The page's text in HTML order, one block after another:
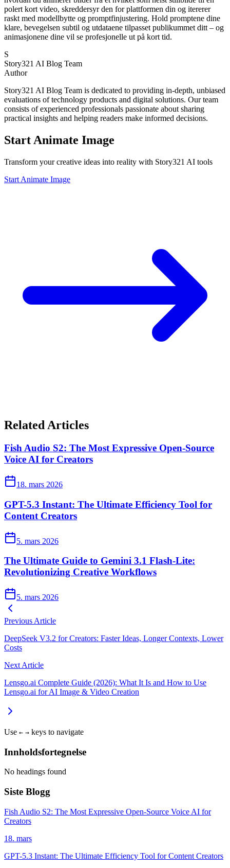
polert kort video, skreddersyr den for plattformen din og itererer
raskt med modellbytte og promptfinjustering. Hold promptene dine
klare, bevegelsen subtil og utdataene tilpasset publikummet ditt – og
animasjonene dine vil se profesjonelle ut på kort tid.
S
Story321 AI Blog Team
Author
Story321 AI Blog Team is dedicated to providing in-depth, unbiased
evaluations of technology products and digital solutions. Our team
consists of experienced professionals passionate about sharing
practical insights and helping readers make informed decisions.
Start Animate Image
Transform your creative ideas into reality with Story321 AI tools
Start Animate Image
Related Articles
Fish Audio S2: The Most Expressive Open-Source
Voice AI for Creators
18. mars 2026
GPT-5.3 Instant: The Ultimate Efficiency Tool for
Content Creators
5. mars 2026
The Ultimate Guide to Gemini 3.1 Flash-Lite:
Revolutionizing Creative Workflows
5. mars 2026
Previous Article
DeepSeek V3.2 for Creators: Faster Ideas, Longer Contexts, Lower
Costs
Next Article
Lensgo.ai Complete Guide (2026): What It Is and How to Use
Lensgo.ai for AI Image & Video Creation
Use ← → keys to navigate
Innholdsfortegnelse
No headings found
Siste Blogg
Fish Audio S2: The Most Expressive Open-Source Voice AI for
Creators
18. mars
GPT-5.3 Instant: The Ultimate Efficiency Tool for Content Creators